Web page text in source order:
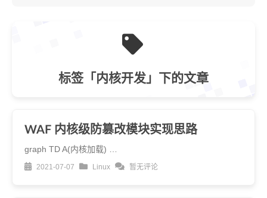
标签「内核开发」下的文章
WAF 内核级防篡改模块实现思路
graph TD A(内核加载) …
2021-07-07 Linux 暂无评论